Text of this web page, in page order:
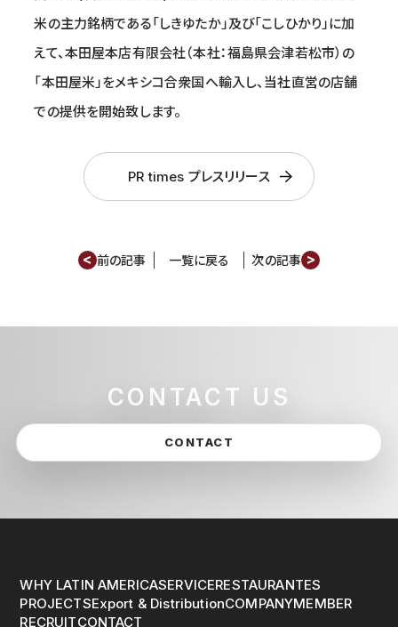
米の主力銘柄である「しきゆたか」及び「こしひかり」に加
えて、本田屋本店有限会社（本社：福島県会津若松市）の
「本田屋米」をメキシコ合衆国へ輸入し、当社直営の店舗
での提供を開始致します。
PR times プレスリリース
< 前の記事 一覧に戻る 次の記事 >
CONTACT US
CONTACT
WHY LATIN AMERICASERVICERESTAURANTES
PROJECTSExport & DistributionCOMPANYMEMBER
RECRUITCONTACT